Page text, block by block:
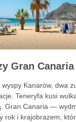
Kanarów, dwa
Teneryfa kusi
Gran Canaria —
rok i krajobrazem,